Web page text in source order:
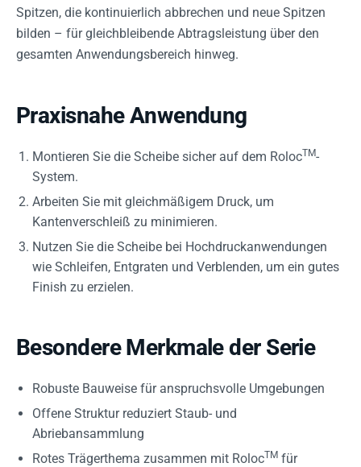
Spitzen, die kontinuierlich abbrechen und neue Spitzen
bilden – für gleichbleibende Abtragsleistung über den
gesamten Anwendungsbereich hinweg.
Praxisnahe Anwendung
Montieren Sie die Scheibe sicher auf dem RolocTM-
System.
Arbeiten Sie mit gleichmäßigem Druck, um
Kantenverschleiß zu minimieren.
Nutzen Sie die Scheibe bei Hochdruckanwendungen
wie Schleifen, Entgraten und Verblenden, um ein gutes
Finish zu erzielen.
Besondere Merkmale der Serie
Robuste Bauweise für anspruchsvolle Umgebungen
Offene Struktur reduziert Staub- und
Abriebansammlung
Rotes Trägerthema zusammen mit RolocTM für